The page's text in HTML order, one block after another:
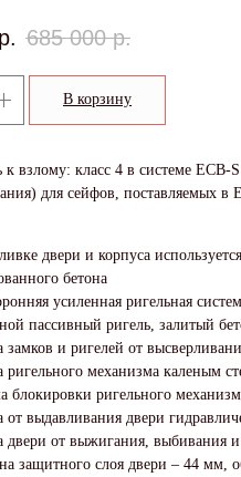
р. 685 000 р.
В корзину
к взлому: класс 4 в системе
для сейфов, поставляемых в
двери и корпуса
бетона
усиленная ригельная
пассивный ригель, залитый
замков и ригелей от
ригельного механизма каленым
блокировки ригельного
от выдавливания двери
двери от выжигания, выбивания
защитного слоя двери – 44 мм,